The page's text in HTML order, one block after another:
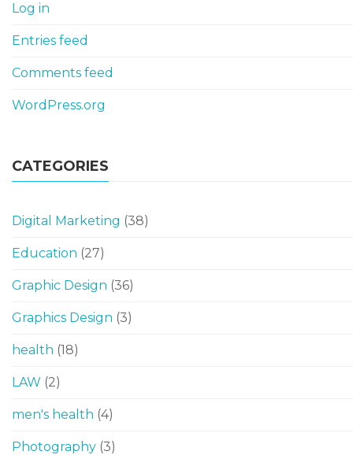
Log in
Entries feed
Comments feed
WordPress.org
CATEGORIES
Digital Marketing (38)
Education (27)
Graphic Design (36)
Graphics Design (3)
health (18)
LAW (2)
men's health (4)
Photography (3)